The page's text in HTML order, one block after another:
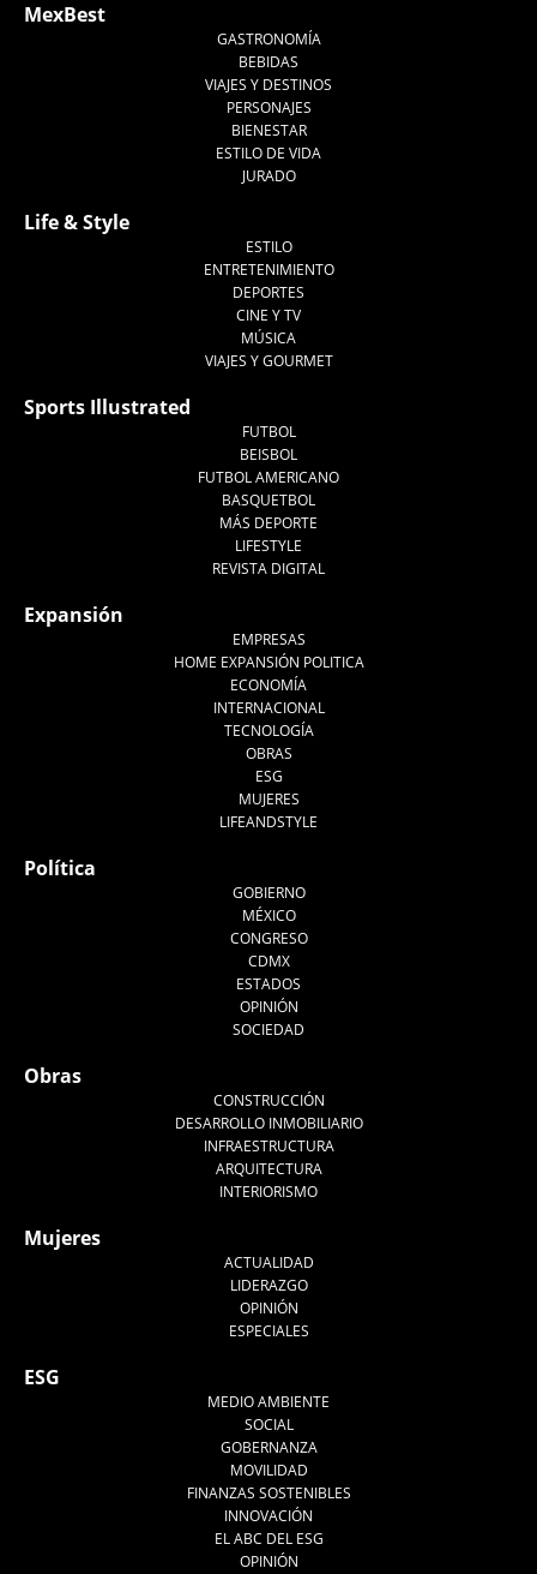
MexBest
GASTRONOMÍA
BEBIDAS
VIAJES Y DESTINOS
PERSONAJES
BIENESTAR
ESTILO DE VIDA
JURADO
Life & Style
ESTILO
ENTRETENIMIENTO
DEPORTES
CINE Y TV
MÚSICA
VIAJES Y GOURMET
Sports Illustrated
FUTBOL
BEISBOL
FUTBOL AMERICANO
BASQUETBOL
MÁS DEPORTE
LIFESTYLE
REVISTA DIGITAL
Expansión
EMPRESAS
HOME EXPANSIÓN POLITICA
ECONOMÍA
INTERNACIONAL
TECNOLOGÍA
OBRAS
ESG
MUJERES
LIFEANDSTYLE
Política
GOBIERNO
MÉXICO
CONGRESO
CDMX
ESTADOS
OPINIÓN
SOCIEDAD
Obras
CONSTRUCCIÓN
DESARROLLO INMOBILIARIO
INFRAESTRUCTURA
ARQUITECTURA
INTERIORISMO
Mujeres
ACTUALIDAD
LIDERAZGO
OPINIÓN
ESPECIALES
ESG
MEDIO AMBIENTE
SOCIAL
GOBERNANZA
MOVILIDAD
FINANZAS SOSTENIBLES
INNOVACIÓN
EL ABC DEL ESG
OPINIÓN